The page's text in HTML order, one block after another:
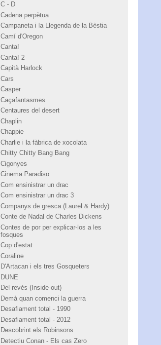
C - D
Cadena perpètua
Campaneta i la Llegenda de la Bèstia
Camí d'Oregon
Canta!
Canta! 2
Capità Harlock
Cars
Casper
Caçafantasmes
Centaures del desert
Chaplin
Chappie
Charlie i la fàbrica de xocolata
Chitty Chitty Bang Bang
Cigonyes
Cinema Paradiso
Com ensinistrar un drac
Com ensinistrar un drac 3
Companys de gresca (Laurel & Hardy)
Conte de Nadal de Charles Dickens
Contes de por per explicar-los a les
fosques
Cop d'estat
Coraline
D'Artacan i els tres Gosqueters
DUNE
Del revés (Inside out)
Demà quan comenci la guerra
Desafiament total - 1990
Desafiament total - 2012
Descobrint els Robinsons
Detectiu Conan - Els cas Zero